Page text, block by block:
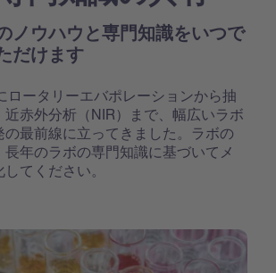
ノウハウと専門知識をいつで
だけます
ロータリーエバポレーションから抽
近赤外分析（NIR）まで、幅広いラボ
の最前線に立ってきました。ラボの
長年のラボの専門知識に基づいてメ
てください。